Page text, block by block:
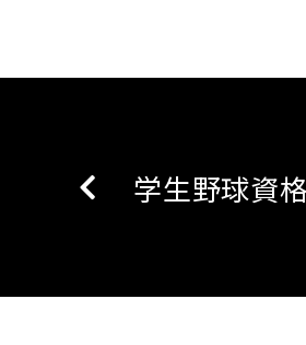
学生野球資